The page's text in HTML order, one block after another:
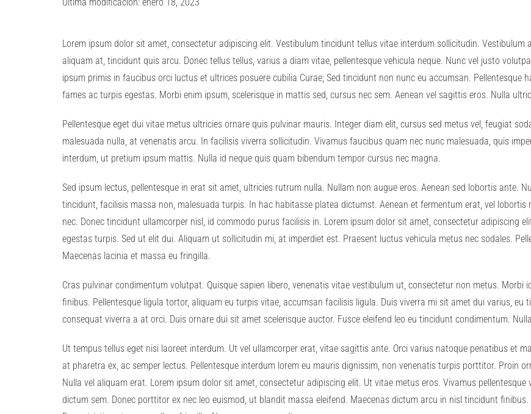
Lorem ipsum dolor sit amet, consectetur adipiscing elit. Vestibulum tincidunt tellus vitae interdum sollicitudin. Vestibulum
aliquam at, tincidunt quis arcu. Donec tellus tellus, varius a diam vitae, pellentesque vehicula neque. Nunc vel justo
ipsum primis in faucibus orci luctus et ultrices posuere cubilia Curae; Sed tincidunt non nunc eu accumsan.
fames ac turpis egestas. Morbi enim ipsum, scelerisque in mattis sed, cursus nec sem. Aenean vel sagittis eros. Nulla
Pellentesque eget dui vitae metus ultricies ornare quis pulvinar mauris. Integer diam elit, cursus sed metus vel, feugiat
malesuada nulla, at venenatis arcu. In facilisis viverra sollicitudin. Vivamus faucibus quam nec nunc malesuada, quis
interdum, ut pretium ipsum mattis. Nulla id neque quis quam bibendum tempor cursus nec magna.
Sed ipsum lectus, pellentesque in erat sit amet, ultricies rutrum nulla. Nullam non augue eros. Aenean sed lobortis ante.
tincidunt, facilisis massa non, malesuada turpis. In hac habitasse platea dictumst. Aenean et fermentum erat, vel
nec. Donec tincidunt ullamcorper nisl, id commodo purus facilisis in. Lorem ipsum dolor sit amet, consectetur adipiscing
egestas turpis. Sed ut elit dui. Aliquam ut sollicitudin mi, at imperdiet est. Praesent luctus vehicula metus nec sodales.
Maecenas lacinia et massa eu fringilla.
Cras pulvinar condimentum volutpat. Quisque sapien libero, venenatis vitae vestibulum ut, consectetur non metus. Morbi
finibus. Pellentesque ligula tortor, aliquam eu turpis vitae, accumsan facilisis ligula. Duis viverra mi sit amet dui varius,
consequat viverra a at orci. Duis ornare dui sit amet scelerisque auctor. Fusce eleifend leo eu tincidunt condimentum.
Ut tempus tellus eget nisi laoreet interdum. Ut vel ullamcorper erat, vitae sagittis ante. Orci varius natoque penatibus et
at pharetra ex, ac semper lectus. Pellentesque interdum lorem eu mauris dignissim, non venenatis turpis porttitor. Proin
Nulla vel aliquam erat. Lorem ipsum dolor sit amet, consectetur adipiscing elit. Ut vitae metus eros. Vivamus
dictum sem. Donec porttitor ex nec leo euismod, ut blandit massa eleifend. Maecenas dictum arcu in nisl tincidunt